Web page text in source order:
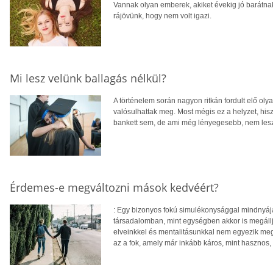
Vannak olyan emberek, akiket évekig jó
rájövünk, hogy nem volt igazi.
Mi lesz velünk ballagás nélkül?
A történelem során nagyon ritkán fordult elő
valósulhattak meg. Most mégis ez a helyzet,
bankett sem, de ami még lényegesebb, nem
Érdemes-e megváltozni mások kedvéért?
: Egy bizonyos fokú simulékonysággal
társadalomban, mint egységben akkor is
elveinkkel és mentalitásunkkal nem egyezik
az a fok, amely már inkább káros, mint